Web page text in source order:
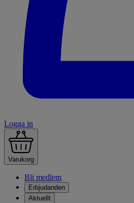
Logga in
Varukorg
Bli medlem
Erbjudanden
Aktuellt